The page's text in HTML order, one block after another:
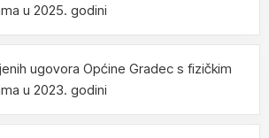
u 2025. godini
ugovora Općine Gradec s fizičkim
u 2023. godini